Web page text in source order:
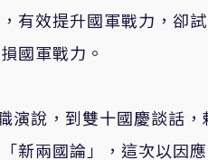
有效提升國軍戰力，卻
國軍戰力。
演說，到雙十國慶談話
新兩國論」，這次以因